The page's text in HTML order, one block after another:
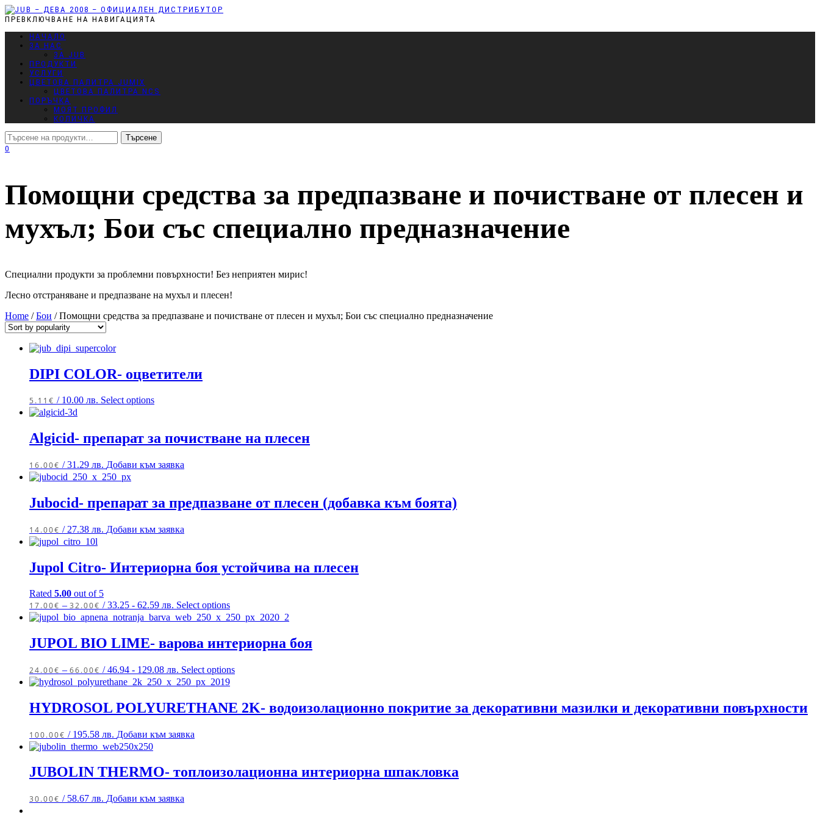
ПРЕВКЛЮЧВАНЕ НА НАВИГАЦИЯТА
НАЧАЛО
ЗА НАС
ЗА JUB
ПРОДУКТИ
УСЛУГИ
ЦВЕТОВА ПАЛИТРА JUMIX
ЦВЕТОВА ПАЛИТРА NCS
ПОРЪЧКА
МОЯТ ПРОФИЛ
КОЛИЧКА
0
Помощни средства за предпазване и почистване от плесен и
мухъл; Бои със специално предназначение
Специални продукти за проблемни повърхности! Без неприятен мирис!
Лесно отстраняване и предпазване на мухъл и плесен!
Home /Бои / Помощни средства за предпазване и почистване от плесен и мухъл; Бои със специално предназначение
DIPI COLOR- оцветители
5.11 € / 10.00 лв. Select options
Algicid- препарат за почистване на плесен
16.00€ / 31.29 лв. Добави към заявка
Jubocid- препарат за предпазване от плесен (добавка към боята)
14.00€ / 27.38 лв. Добави към заявка
Jupol Citro- Интериорна боя устойчива на плесен
Rated 5.00 out of 5
17.00€ – 32.00€ / 33.25 - 62.59 лв. Select options
JUPOL BIO LIME- варова интериорна боя
24.00€ – 66.00€ / 46.94 - 129.08 лв. Select options
HYDROSOL POLYURETHANE 2K- водоизолационно покритие за декоративни мазилки и декоративни повърхности
100.00€ / 195.58 лв. Добави към заявка
JUBOLIN THERMO- топлоизолационна интериорна шпакловка
30.00€ / 58.67 лв. Добави към заявка